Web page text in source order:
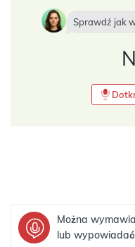
Sprawdź jak
Można
lub